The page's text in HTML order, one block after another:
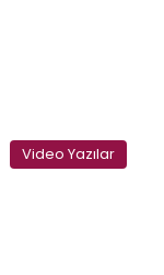
Video Yazılar